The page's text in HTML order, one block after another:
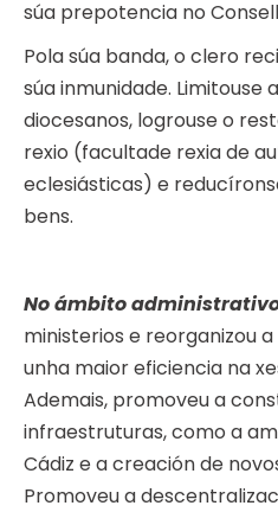
súa prepotencia no
Pola súa banda, o clero
súa inmunidade. Limitouse
diocesanos, logrouse o
rexio (facultade rexia de
eclesiásticas) e
bens.
No ámbito
ministerios e reorganizou
unha maior eficiencia na
Ademais, promoveu a
infraestruturas, como a
Cádiz e a creación de
Promoveu a